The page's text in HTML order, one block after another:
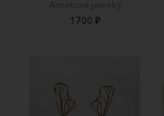
Aimetova jewelry
1700 ₽